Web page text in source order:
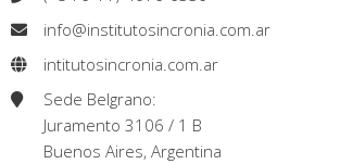
info@institutosincronia.com.ar
intitutosincronia.com.ar
Sede Belgrano:
Juramento 3106 / 1 B
Buenos Aires, Argentina